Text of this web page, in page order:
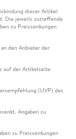
dieser Artikel
Die jeweils zutreffende
zu Preissenkungen
den Anbieter der
auf der Artikelseite
(UVP) des
Angaben zu
zu Preissenkungen